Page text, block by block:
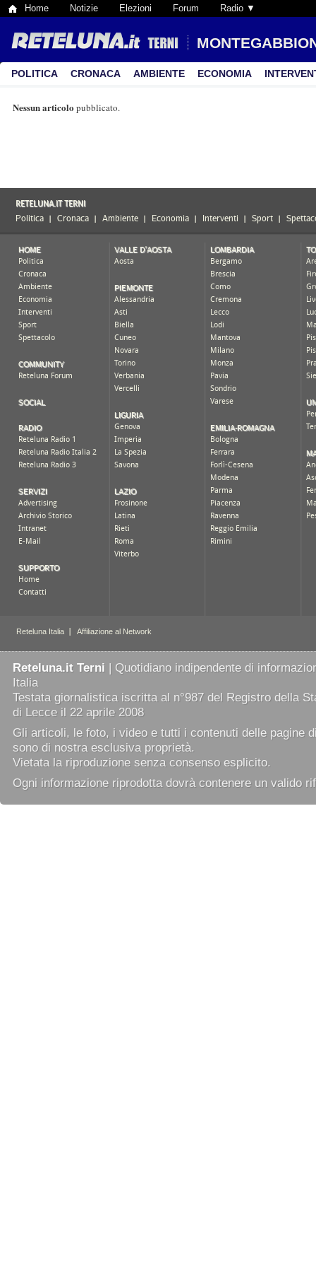
Home Notizie Elezioni Forum Radio ▼
POLITICA CRONACA AMBIENTE ECONOMIA
Nessun articolo pubblicato.
Reteluna.it Terni | Quotidiano indipendente di
Italia
Testata giornalistica iscritta al n°987 del Registro della
di Lecce il 22 aprile 2008
Gli articoli, le foto, i video e tutti i contenuti delle pagine
sono di nostra esclusiva proprietà.
Vietata la riproduzione senza consenso esplicito.
Ogni informazione riprodotta dovrà contenere un valido